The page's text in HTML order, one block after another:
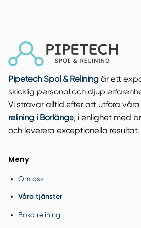
Pipetech Spol & Reliningär ett
skicklig personal och djup
Vi strävar alltid efter att utföra våra
relining i Borlänge, i enlighet med
och leverera exceptionella resultat.
Meny
Om oss
Våra tjänster
Boka relining